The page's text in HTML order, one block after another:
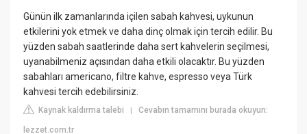
Günün ilk zamanlarında içilen sabah kahvesi, uykunun
etkilerini yok etmek ve daha dinç olmak için tercih edilir. Bu
yüzden sabah saatlerinde daha sert kahvelerin seçilmesi,
uyanabilmeniz açısından daha etkili olacaktır. Bu yüzden
sabahları americano, filtre kahve, espresso veya Türk
kahvesi tercih edebilirsiniz.
Kaynak kaldırma talebi |Cevabın tamamını burada okuyun:
lezzet.com.tr